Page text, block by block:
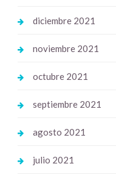
diciembre 2021
noviembre 2021
octubre 2021
septiembre 2021
agosto 2021
julio 2021